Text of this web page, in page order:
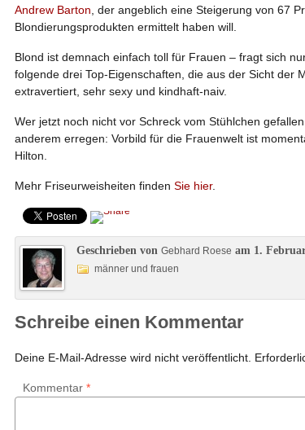
Andrew Barton , der angeblich eine Steigerung von 67
Blondierungsprodukten ermittelt haben will.
Blond ist demnach einfach toll für Frauen – fragt sich
folgende drei Top-Eigenschaften, die aus der Sicht der
extravertiert, sehr sexy und kindhaft-naiv.
Wer jetzt noch nicht vor Schreck vom Stühlchen
anderem erregen: Vorbild für die Frauenwelt ist
Hilton.
Mehr Friseurweisheiten finden Sie hier.
Geschrieben von Gebhard Roese am 1.
männer und frauen
Schreibe einen Kommentar
Deine E-Mail-Adresse wird nicht veröffentlicht.
Kommentar *